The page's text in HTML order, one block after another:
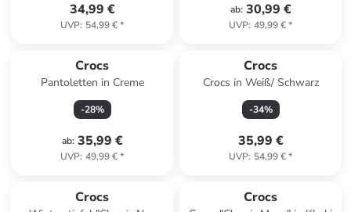
34,99 €
UVP: 54,99 €*
ab: 30,99 €
UVP: 49,99 €*
Crocs
Pantoletten in Creme
-28%
ab: 35,99 €
UVP: 49,99 €*
Crocs
Crocs in Weiß/ Schwarz
-34%
35,99 €
UVP: 54,99 €*
Crocs Crocs